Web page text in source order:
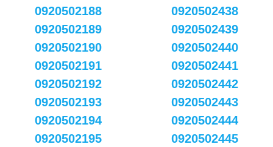
0920502188
0920502189
0920502190
0920502191
0920502192
0920502193
0920502194
0920502195
0920502438
0920502439
0920502440
0920502441
0920502442
0920502443
0920502444
0920502445